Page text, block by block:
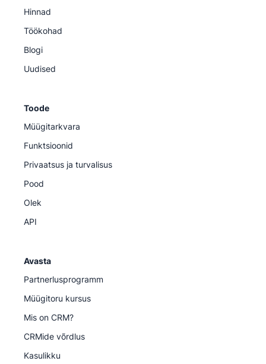
Hinnad
Töökohad
Blogi
Uudised
Toode
Müügitarkvara
Funktsioonid
Privaatsus ja turvalisus
Pood
Olek
API
Avasta
Partnerlusprogramm
Müügitoru kursus
Mis on CRM?
CRMide võrdlus
Kasulikku